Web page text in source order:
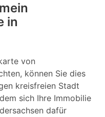
in
von
können Sie dies
kreisfreien Stadt
sich Ihre Immobilie
dafür